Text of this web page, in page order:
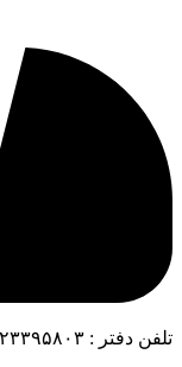
تلفن دفتر : ۰۹۱۲۳۳۹۵۸۰۳- 021۲۲۰۸۱۰۹۵